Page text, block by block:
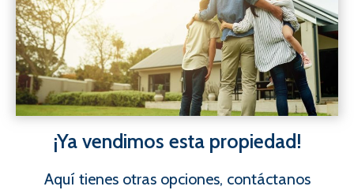
¡Ya vendimos esta propiedad!
Aquí tienes otras opciones, contáctanos